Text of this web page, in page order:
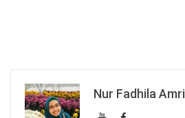
Nur Fadhila